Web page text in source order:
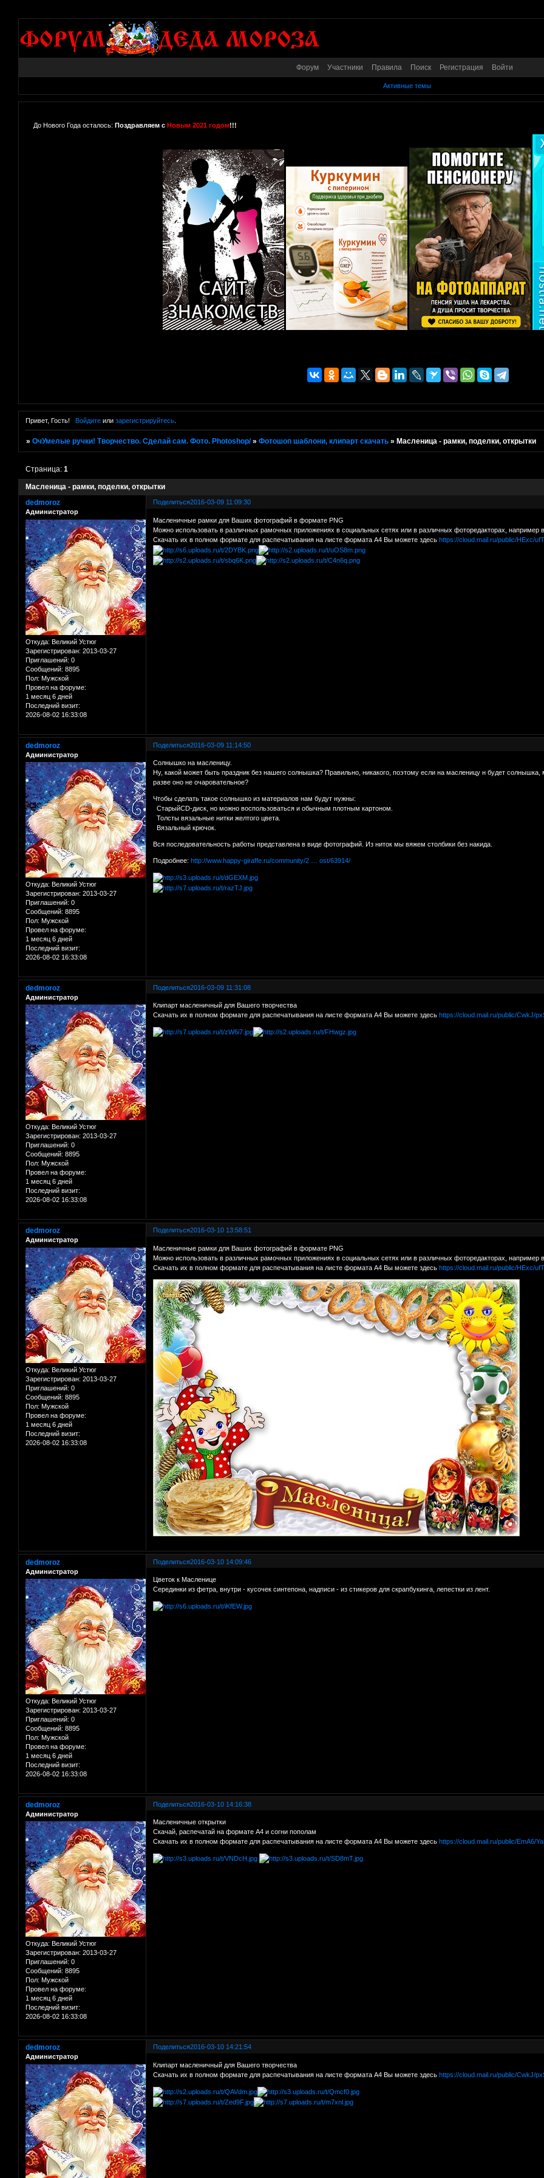
Форум Участники Правила Поиск Регистрация Войти
Активные темы
До Нового Года осталось: Поздравляем с Новым 2021 годом!!!
Привет, Гость! Войдитеили зарегистрируйтесь.
»ОчУмелые ручки! Творчество. Сделай сам. Фото. Photoshop/ »Фотошоп шаблони, клипарт скачать » Масленица - рамки, поделки, открытки
Масленица - рамки, поделки, открытки
Страница:1
Поделиться2016-03-09 11:09:30
dedmoroz
Администратор
Откуда: Великий Устюг
Зарегистрирован: 2013-03-27
Приглашений: 0
Сообщений: 8895
Пол: Мужской
Провел на форуме:
1 месяц 6 дней
Последний визит:
2026-08-02 16:33:08
Масленичные рамки для Ваших фотографий в формате PNG
Можно использовать в различных рамочных приложениях в социальных сетях или в различных фоторедакторах, например
Скачать их в полном формате для распечатывания на листе формата А4 Вы можете здесьhttps://cloud.mail.ru/public/HExc/
Поделиться2016-03-09 11:14:50
dedmoroz
Администратор
Откуда: Великий Устюг
Зарегистрирован: 2013-03-27
Приглашений: 0
Сообщений: 8895
Пол: Мужской
Провел на форуме:
1 месяц 6 дней
Последний визит:
2026-08-02 16:33:08
Солнышко на масленицу.
Ну, какой может быть праздник без нашего солнышка? Правильно, никакого, поэтому если на масленицу н будет
разве оно не очаровательное?
Чтобы сделать такое солнышко из материалов нам будут нужны:
СтарыйCD-диск, но можно воспользоваться и обычным плотным картоном.
Толсты вязальные нитки желтого цвета.
Вязальный крючок.
Вся последовательность работы представлена в виде фотографий. Из ниток мы вяжем столбики без накида.
Подробнее:http://www.happy-giraffe.ru/community/2 … ost/63914/
Поделиться2016-03-09 11:31:08
dedmoroz
Администратор
Откуда: Великий Устюг
Зарегистрирован: 2013-03-27
Приглашений: 0
Сообщений: 8895
Пол: Мужской
Провел на форуме:
1 месяц 6 дней
Последний визит:
2026-08-02 16:33:08
Клипарт масленичный для Вашего творчества
Скачать их в полном формате для распечатывания на листе формата А4 Вы можете здесь https://cloud.mail.ru/public/CwkJ/
Поделиться2016-03-10 13:58:51
dedmoroz
Администратор
Откуда: Великий Устюг
Зарегистрирован: 2013-03-27
Приглашений: 0
Сообщений: 8895
Пол: Мужской
Провел на форуме:
1 месяц 6 дней
Последний визит:
2026-08-02 16:33:08
Масленичные рамки для Ваших фотографий в формате PNG
Можно использовать в различных рамочных приложениях в социальных сетях или в различных фоторедакторах, например
Скачать их в полном формате для распечатывания на листе формата А4 Вы можете здесьhttps://cloud.mail.ru/public/HExc/
Поделиться2016-03-10 14:09:46
dedmoroz
Администратор
Откуда: Великий Устюг
Зарегистрирован: 2013-03-27
Приглашений: 0
Сообщений: 8895
Пол: Мужской
Провел на форуме:
1 месяц 6 дней
Последний визит:
2026-08-02 16:33:08
Цветок к Масленице
Серединки из фетра, внутри - кусочек синтепона, надписи - из стикеров для скрапбукинга, лепестки из лент.
Поделиться2016-03-10 14:16:38
dedmoroz
Администратор
Откуда: Великий Устюг
Зарегистрирован: 2013-03-27
Приглашений: 0
Сообщений: 8895
Пол: Мужской
Провел на форуме:
1 месяц 6 дней
Последний визит:
2026-08-02 16:33:08
Масленичные открытки
Скачай, распечатай на формате А4 и согни пополам
Скачать их в полном формате для распечатывания на листе формата А4 Вы можете здесь https://cloud.mail.ru/public/EmA6/
Поделиться2016-03-10 14:21:54
dedmoroz
Администратор
Клипарт масленичный для Вашего творчества
Скачать их в полном формате для распечатывания на листе формата А4 Вы можете здесьhttps://cloud.mail.ru/public/CwkJ/